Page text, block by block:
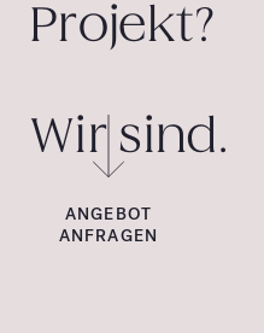
Projekt?
Wir sind.
ANGEBOT
ANFRAGEN